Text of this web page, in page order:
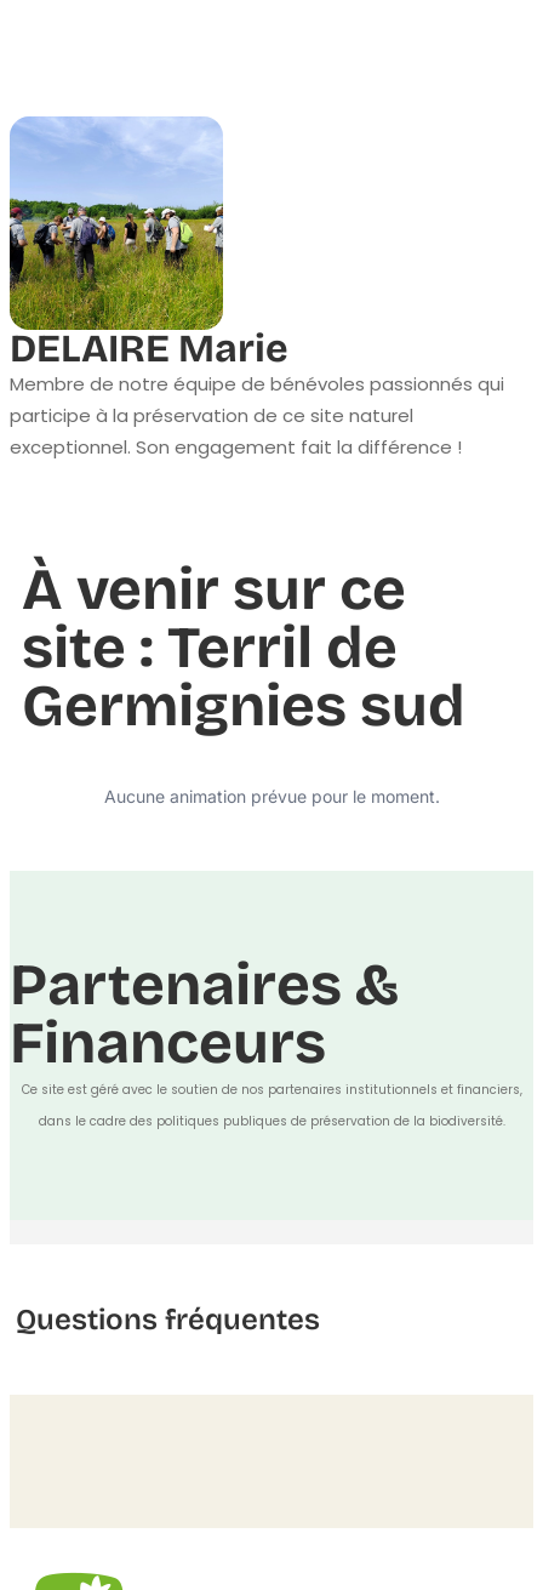
DELAIRE Marie
Membre de notre équipe de bénévoles passionnés qui
participe à la préservation de ce site naturel
exceptionnel. Son engagement fait la différence !
À venir sur ce
site : Terril de
Germignies sud
Aucune animation prévue pour le moment.
Partenaires &
Financeurs
Ce site est géré avec le soutien de nos partenaires institutionnels et financiers,
dans le cadre des politiques publiques de préservation de la biodiversité.
Questions fréquentes